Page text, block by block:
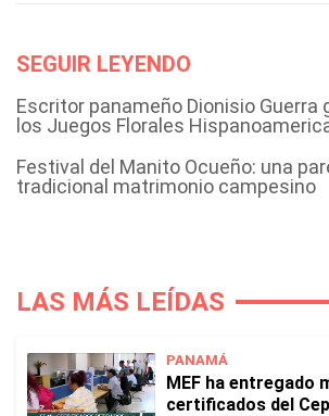
SEGUIR LEYENDO
Escritor panameño Dionisio Guerra
los Juegos Florales
Festival del Manito Ocueño: una
tradicional matrimonio campesino
LAS MÁS LEÍDAS
PANAMÁ
MEF ha entregado
certificados del